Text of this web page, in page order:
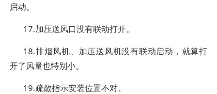
启动。
17.加压送风口没有联动打开。
18.排烟风机、加压送风机没有联动启动，就算打
开了风量也特别小。
19.疏散指示安装位置不对。